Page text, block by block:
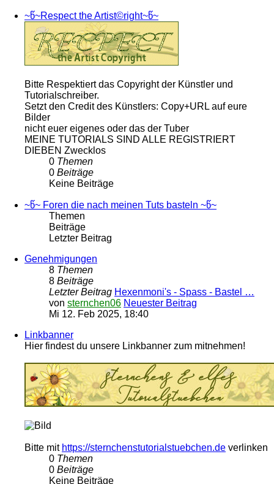
~წ~Respect the Artist©right~წ~
Bitte Respektiert das Copyright der Künstler und
Tutorialschreiber.
Setzt den Credit des Künstlers: Copy+URL auf eure
Bilder
nicht euer eigenes oder das der Tuber
MEINE TUTORIALS SIND ALLE REGISTRIERT
DIEBEN Zwecklos
0 Themen
0 Beiträge
Keine Beiträge
~წ~ Foren die nach meinen Tuts basteln ~წ~
Themen
Beiträge
Letzter Beitrag
Genehmigungen
8 Themen
8 Beiträge
Letzter Beitrag Hexenmoni's - Spass - Bastel …
von sternchen06 Neuester Beitrag
Mi 12. Feb 2025, 18:40
Linkbanner
Hier findest du unsere Linkbanner zum mitnehmen!
Bitte mit https://sternchenstutorialstuebchen.de verlinken
0 Themen
0 Beiträge
Keine Beiträge